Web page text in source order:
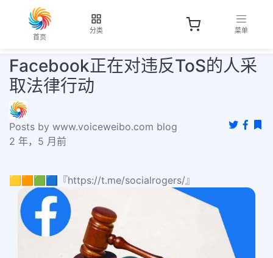
首页
分类 菜单
Facebook正在对违反ToS的人采
取法律行动
Posts by www.voiceweibo.com blog
2 年，5 月前
🟨🟧🟩🟦『https://t.me/socialrogers/』